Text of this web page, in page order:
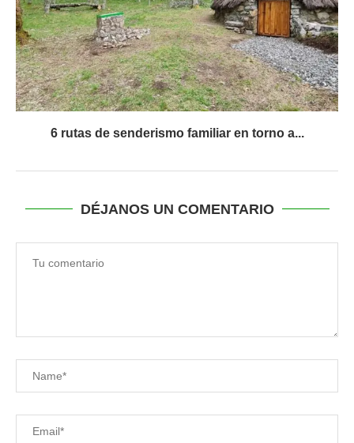
6 rutas de senderismo familiar en torno a...
DÉJANOS UN COMENTARIO